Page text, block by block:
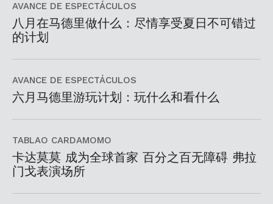
AVANCE DE ESPECTÁCULOS
八月在马德里做什么：尽情享受夏日不可错过
的计划
AVANCE DE ESPECTÁCULOS
六月马德里游玩计划：玩什么和看什么
TABLAO CARDAMOMO
卡达莫莫 成为全球首家 百分之百无障碍 弗拉
门戈表演场所